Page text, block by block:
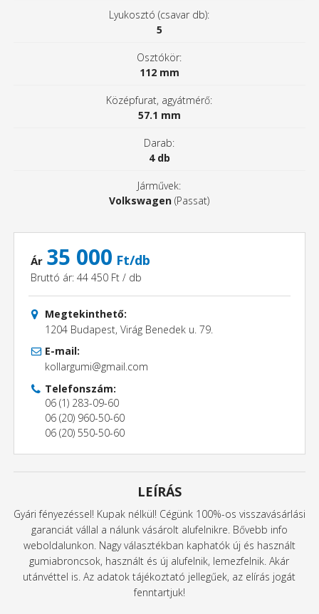
Lyukosztó (csavar db):
5
Osztókör:
112 mm
Középfurat, agyátmérő:
57.1 mm
Darab:
4 db
Járművek:
Volkswagen (Passat)
Ár 35 000 Ft/db
Bruttó ár: 44 450 Ft / db
Megtekinthető:
1204 Budapest, Virág Benedek u. 79.
E-mail:
kollargumi@gmail.com
Telefonszám:
06 (1) 283-09-60
06 (20) 960-50-60
06 (20) 550-50-60
LEÍRÁS
Gyári fényezéssel! Kupak nélkül! Cégünk 100%-os visszavásárlási
garanciát vállal a nálunk vásárolt alufelnikre. Bővebb info
weboldalunkon. Nagy választékban kaphatók új és használt
gumiabroncsok, használt és új alufelnik, lemezfelnik. Akár
utánvéttel is. Az adatok tájékoztató jellegűek, az elírás jogát
fenntartjuk!